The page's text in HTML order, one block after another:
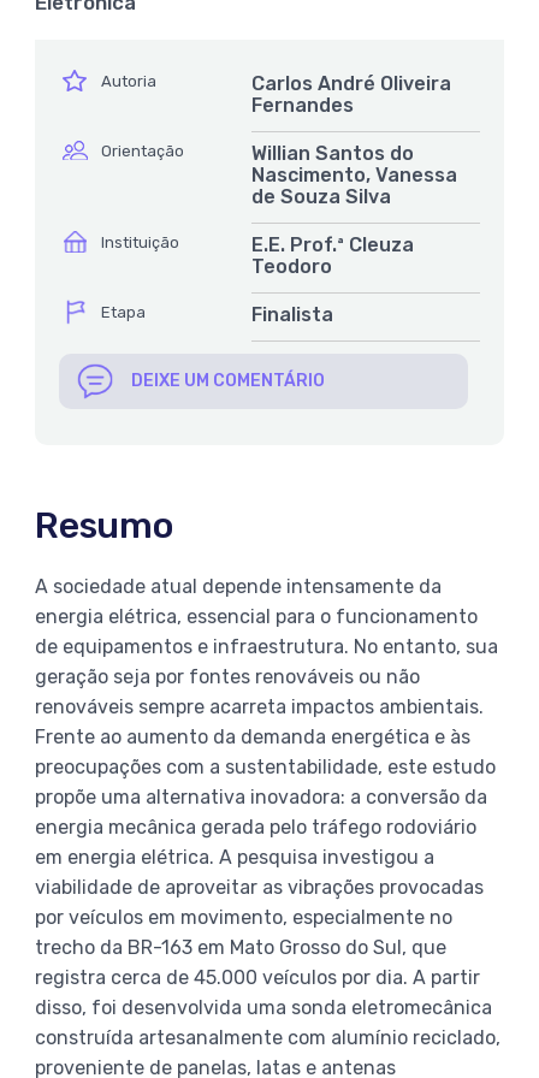
íconeAutoria
Carlos André Oliveira
Fernandes
íconeOrientação
Willian Santos do
Nascimento, Vanessa
de Souza Silva
íconeInstituição
E.E. Prof.ª Cleuza
Teodoro
íconeEtapa Finalista
DEIXE UM COMENTÁRIO
Resumo
A sociedade atual depende intensamente da
energia elétrica, essencial para o funcionamento
de equipamentos e infraestrutura. No entanto, sua
geração seja por fontes renováveis ou não
renováveis sempre acarreta impactos ambientais.
Frente ao aumento da demanda energética e às
preocupações com a sustentabilidade, este estudo
propõe uma alternativa inovadora: a conversão da
energia mecânica gerada pelo tráfego rodoviário
em energia elétrica. A pesquisa investigou a
viabilidade de aproveitar as vibrações provocadas
por veículos em movimento, especialmente no
trecho da BR-163 em Mato Grosso do Sul, que
registra cerca de 45.000 veículos por dia. A partir
disso, foi desenvolvida uma sonda eletromecânica
construída artesanalmente com alumínio reciclado,
proveniente de panelas, latas e antenas